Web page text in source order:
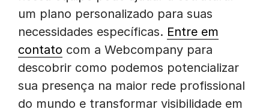
um plano personalizado para suas
necessidades específicas. Entre em
contato com a Webcompany para
descobrir como podemos potencializar
sua presença na maior rede profissional
do mundo e transformar visibilidade em